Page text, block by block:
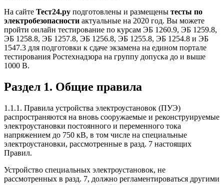
На сайте Тест24.ру подготовлены и размещены тесты по
электробезопасности актуальные на 2020 год. Вы можете
пройти онлайн тестирование по курсам ЭБ 1260.9, ЭБ 1259.8,
ЭБ 1258.8, ЭБ 1257.8, ЭБ 1256.8, ЭБ 1255.8, ЭБ 1254.8 и ЭБ
1547.3 для подготовки к сдаче экзамена на едином портале
тестирования Ростехнадзора на группу допуска до и выше
1000 В.
Раздел 1. Общие правила
1.1.1. Правила устройства электроустановок (ПУЭ)
распространяются на вновь сооружаемые и реконструируемые
электроустановки постоянного и переменного тока
напряжением до 750 кВ, в том числе на специальные
электроустановки, рассмотренные в разд. 7 настоящих
Правил.
Устройство специальных электроустановок, не
рассмотренных в разд. 7, должно регламентироваться другими